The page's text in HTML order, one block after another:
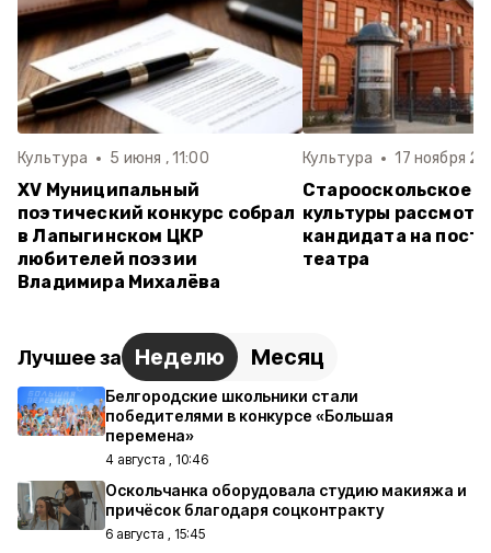
Культура 5 июня , 11:00
XV Муниципальный
поэтический конкурс собрал
в Лапыгинском ЦКР
любителей поэзии
Владимира Михалёва
Культура 17 ноября
Старооскольское
культуры
кандидата на пост
театра
Лучшее за Неделю Месяц
Белгородские школьники стали
победителями в конкурсе «Большая
перемена»
4 августа , 10:46
Оскольчанка оборудовала студию макияжа и
причёсок благодаря соцконтракту
6 августа , 15:45